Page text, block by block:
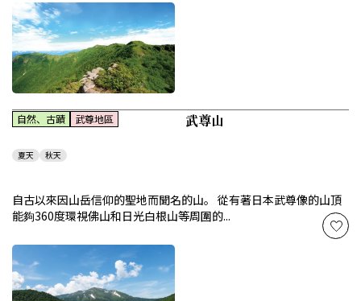
自然、古蹟 武尊地區 武尊山
夏天 秋天
自古以來因山岳信仰的聖地而聞名的山。 從有著日本武尊像的山頂
能夠360度環視佛山和日光白根山等周圍的...